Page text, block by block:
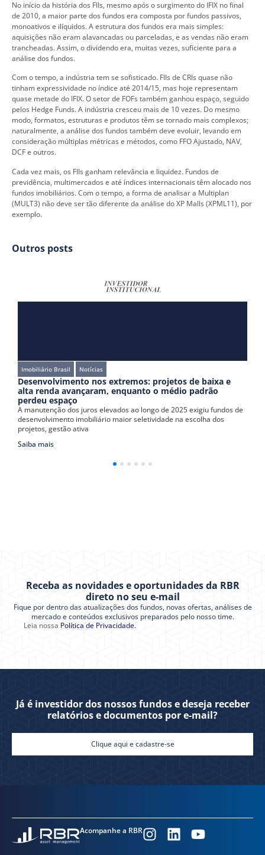
No início da história dos FIIs, mesmo após o surgimento do IFIX no final
de 2010, a maior parte dos fundos era composta por fundos passivos,
monoativos e ilíquidos. A estrutura dos fundos era mais simples:
aquisições não eram alavancadas ou parceladas, e as vendas não eram
trancheadas. Assim, o dividendo era, muitas vezes, suficiente para a
análise dos fundos.
Com o tempo, a indústria tem se sofisticado. FIIs de CRIs quase não
tinham expressividade no índice até 2014/15, mas hoje representam
quase metade do IFIX. O setor de FOFs também ganhou espaço, seguido
pelos Hedge Funds. A indústria cresceu mais de 10 vezes. Do mesmo
modo, formatos, estruturas e produtos têm se tornado mais complexos;
naturalmente, a análise dos fundos também deve evoluir, levando em
consideração múltiplas métricas e métodos, como FFO Ajustado, NAV,
DCF e outros.
Cada vez mais, os FIIs ganham relevância e liquidez. Fundos de
previdência, multimercados e até índices internacionais têm alocado nos
fundos imobiliários. Com o tempo, a forma de analisar a Multiplan
(MULT3) não deve ser tão diferente da análise do XP Malls (XPML11), por
exemplo.
Outros posts
projetos de baixa e
o médio padrão
ao longo de 2025 exigiu fundos de
maior seletividade na escolha dos
FIIs ganham espaço
incorporadoras imobiliárias
imobiliário passou a redesenhar
incorporadoras.
Receba as novidades e oportunidades da RBR
direto no seu e-mail
Fique por dentro das atualizações dos fundos, novas ofertas, análises de
mercado e conteúdos exclusivos preparados pelo nosso time.
Leia nossa Política de Privacidade.
Já é investidor dos nossos fundos e deseja receber
relatórios e documentos por e-mail?
Clique aqui e cadastre-se
Acompanhe a RBR